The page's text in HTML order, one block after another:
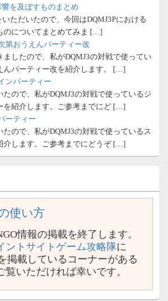
響を及ぼすものまとめ
ただいたので、今回はDQMJ3Pにおける
のについてまとめてみま […]
第おうえんパーティー改
ましたので、私がDQMJ3の対戦で使ってい
んパーティー改を紹介します。 […]
ンパーティー
たので、私がDQMJ3の対戦で使っているジ
を紹介します。ご参考までにど […]
ーティー
たので、私がDQMJ3の対戦で使っているス
介します。ご参考までにどうぞ […]
使い方
情報の掲載を終了します。
ントサイトゲーム攻略隊に
掲載しているコーナーがある
覧いただければ幸いです。